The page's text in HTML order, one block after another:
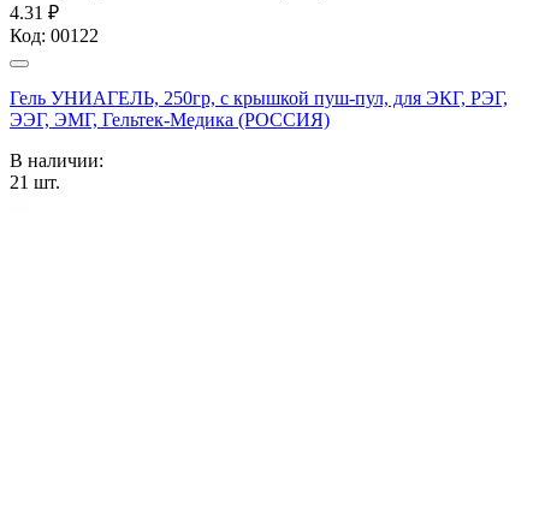
4.31 ₽
Код: 00122
Гель УНИАГЕЛЬ, 250гр, с крышкой пуш-пул, для ЭКГ, РЭГ,
ЭЭГ, ЭМГ, Гельтек-Медика (РОССИЯ)
В наличии:
21 шт.